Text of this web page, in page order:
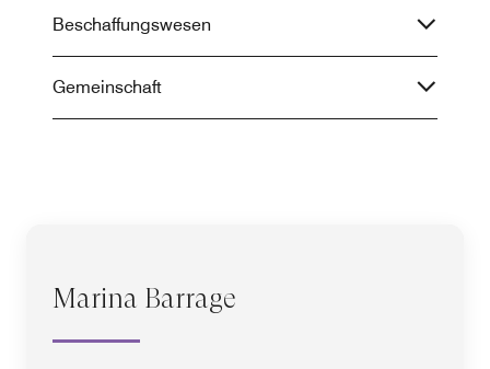
Beschaffungswesen
Gemeinschaft
Marina Barrage